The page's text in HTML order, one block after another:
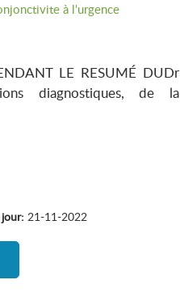
à l'urgence
LE RESUMÉ DUDr
diagnostiques, de la
21-11-2022